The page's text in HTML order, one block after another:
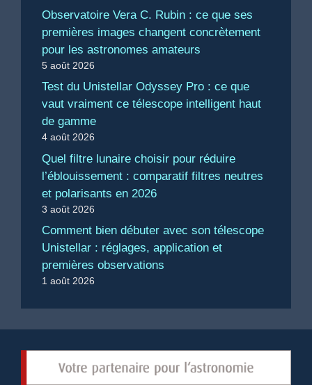
Observatoire Vera C. Rubin : ce que ses
premières images changent concrètement
pour les astronomes amateurs
5 août 2026
Test du Unistellar Odyssey Pro : ce que
vaut vraiment ce télescope intelligent haut
de gamme
4 août 2026
Quel filtre lunaire choisir pour réduire
l’éblouissement : comparatif filtres neutres
et polarisants en 2026
3 août 2026
Comment bien débuter avec son télescope
Unistellar : réglages, application et
premières observations
1 août 2026